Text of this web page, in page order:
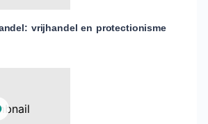
vrijhandel en protectionisme